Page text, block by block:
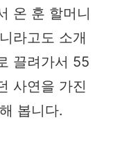
온 훈 할머니
라고도 소개
끌려가서 55
사연을 가진
봅니다.